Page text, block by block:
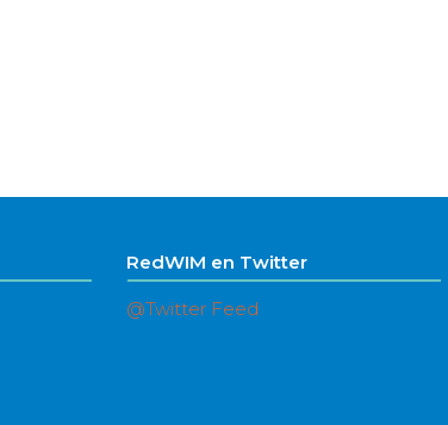
RedWIM en Twitter
@Twitter Feed